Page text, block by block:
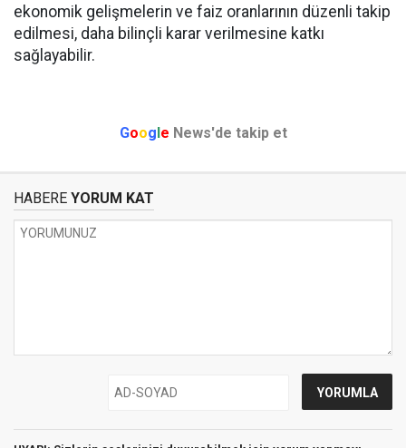
ekonomik gelişmelerin ve faiz oranlarının düzenli takip
edilmesi, daha bilinçli karar verilmesine katkı
sağlayabilir.
Google News'de takip et
HABERE YORUM KAT